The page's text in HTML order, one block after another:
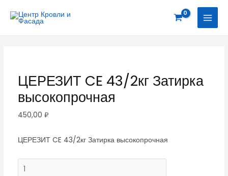
ЦЕРЕЗИТ CE 43/2кг Затирка
высокопрочная
450,00 ₽
ЦЕРЕЗИТ CE 43/2кг Затирка высокопрочная
CE